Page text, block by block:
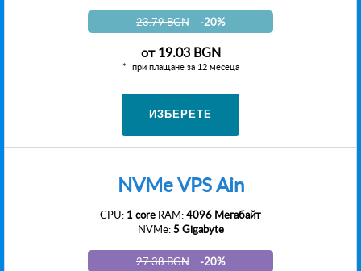
23.79 BGN -20%
от19.03 BGN
при плащане за 12 месеца
ИЗБЕРЕТЕ
NVMe VPS Ain
CPU: 1 core RAM:4096 Мегабайт
NVMe:5 Gigabyte
27.38 BGN -20%